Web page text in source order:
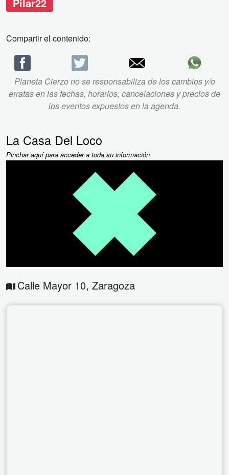
Compartir el contenido:
Planeta Cierzo no se responsabiliza de los cambios y/o
erratas en las fechas, horarios, cancelaciones y precios de
los eventos expuestos en la agenda.
La Casa Del Loco
Pinchar aquí para acceder a toda su información
Calle Mayor 10, Zaragoza